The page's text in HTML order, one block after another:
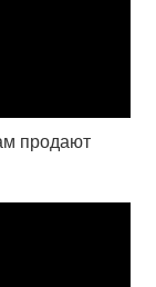
продают